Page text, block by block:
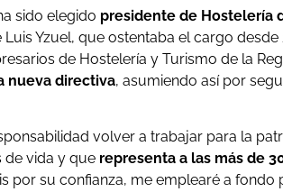
sido elegido presidente de Hostelería
Yzuel, que ostentaba el cargo desde
de Hostelería y Turismo de la
nueva directiva, asumiendo así por
volver a trabajar para la
de vida y que representa a las más de
por su confianza, me emplearé a